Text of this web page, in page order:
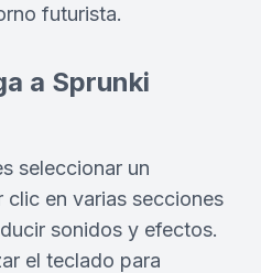
futurista.
a Sprunki
seleccionar un
clic en varias secciones
sonidos y efectos.
el teclado para